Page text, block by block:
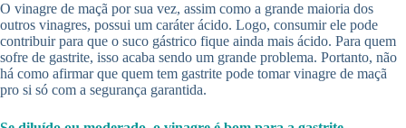
O vinagre de maçã por sua vez, assim como a grande maioria dos
outros vinagres, possui um caráter ácido. Logo, consumir ele pode
contribuir para que o suco gástrico fique ainda mais ácido. Para quem
sofre de gastrite, isso acaba sendo um grande problema. Portanto, não
há como afirmar que quem tem gastrite pode tomar vinagre de maçã
pro si só com a segurança garantida.